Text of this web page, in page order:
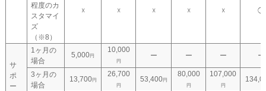
程度のカ
スタマイ
ズ
（※8）
☓ ☓ ☓ ☓ ☓ ◯
サ
ポ
ー
1ヶ月の
場合
5,000円
10,000
円
ー ー ー ー
3ヶ月の
場合
13,700円
26,700
円
53,400円
80,000
円
107,000
円